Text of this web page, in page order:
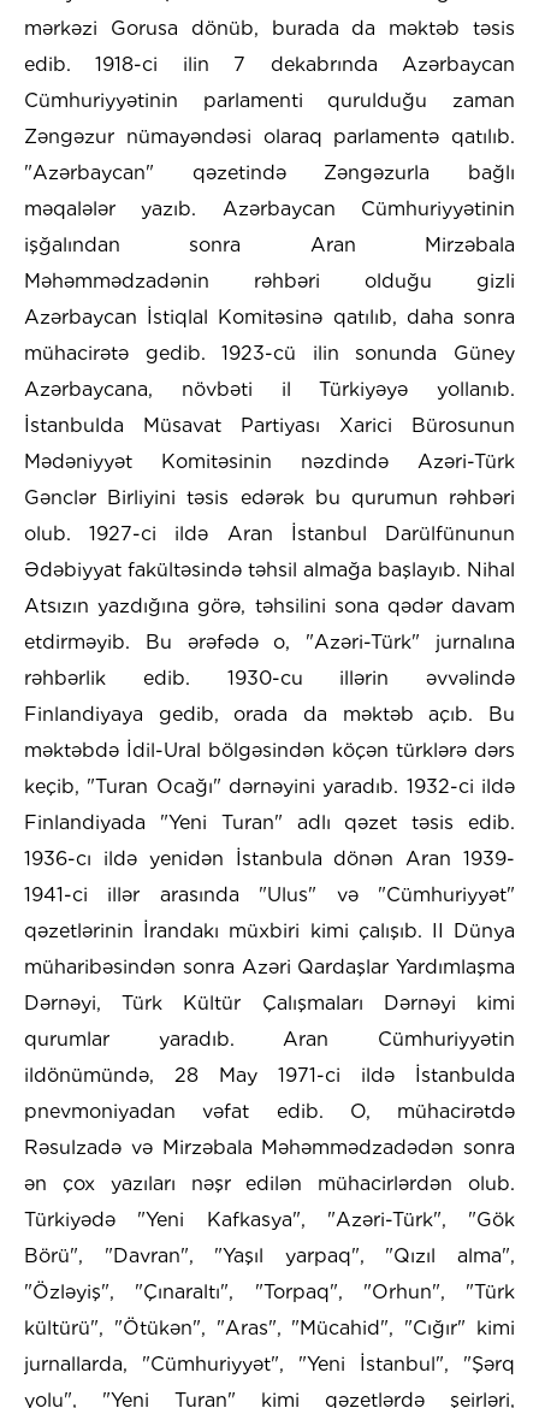
mərkəzi Gorusa dönüb, burada da məktəb təsis
edib. 1918-ci ilin 7 dekabrında Azərbaycan
Cümhuriyyətinin parlamenti qurulduğu zaman
Zəngəzur nümayəndəsi olaraq parlamentə qatılıb.
"Azərbaycan" qəzetində Zəngəzurla bağlı
məqalələr yazıb. Azərbaycan Cümhuriyyətinin
işğalından sonra Aran Mirzəbala
Məhəmmədzadənin rəhbəri olduğu gizli
Azərbaycan İstiqlal Komitəsinə qatılıb, daha sonra
mühacirətə gedib. 1923-cü ilin sonunda Güney
Azərbaycana, növbəti il Türkiyəyə yollanıb.
İstanbulda Müsavat Partiyası Xarici Bürosunun
Mədəniyyət Komitəsinin nəzdində Azəri-Türk
Gənclər Birliyini təsis edərək bu qurumun rəhbəri
olub. 1927-ci ildə Aran İstanbul Darülfünunun
Ədəbiyyat fakültəsində təhsil almağa başlayıb. Nihal
Atsızın yazdığına görə, təhsilini sona qədər davam
etdirməyib. Bu ərəfədə o, "Azəri-Türk" jurnalına
rəhbərlik edib. 1930-cu illərin əvvəlində
Finlandiyaya gedib, orada da məktəb açıb. Bu
məktəbdə İdil-Ural bölgəsindən köçən türklərə dərs
keçib, "Turan Ocağı" dərnəyini yaradıb. 1932-ci ildə
Finlandiyada "Yeni Turan" adlı qəzet təsis edib.
1936-cı ildə yenidən İstanbula dönən Aran 1939-
1941-ci illər arasında "Ulus" və "Cümhuriyyət"
qəzetlərinin İrandakı müxbiri kimi çalışıb. II Dünya
müharibəsindən sonra Azəri Qardaşlar Yardımlaşma
Dərnəyi, Türk Kültür Çalışmaları Dərnəyi kimi
qurumlar yaradıb. Aran Cümhuriyyətin
ildönümündə, 28 May 1971-ci ildə İstanbulda
pnevmoniyadan vəfat edib. O, mühacirətdə
Rəsulzadə və Mirzəbala Məhəmmədzadədən sonra
ən çox yazıları nəşr edilən mühacirlərdən olub.
Türkiyədə "Yeni Kafkasya", "Azəri-Türk", "Gök
Börü", "Davran", "Yaşıl yarpaq", "Qızıl alma",
"Özləyiş", "Çınaraltı", "Torpaq", "Orhun", "Türk
kültürü", "Ötükən", "Aras", "Mücahid", "Cığır" kimi
jurnallarda, "Cümhuriyyət", "Yeni İstanbul", "Şərq
yolu", "Yeni Turan" kimi qəzetlərdə şeirləri,